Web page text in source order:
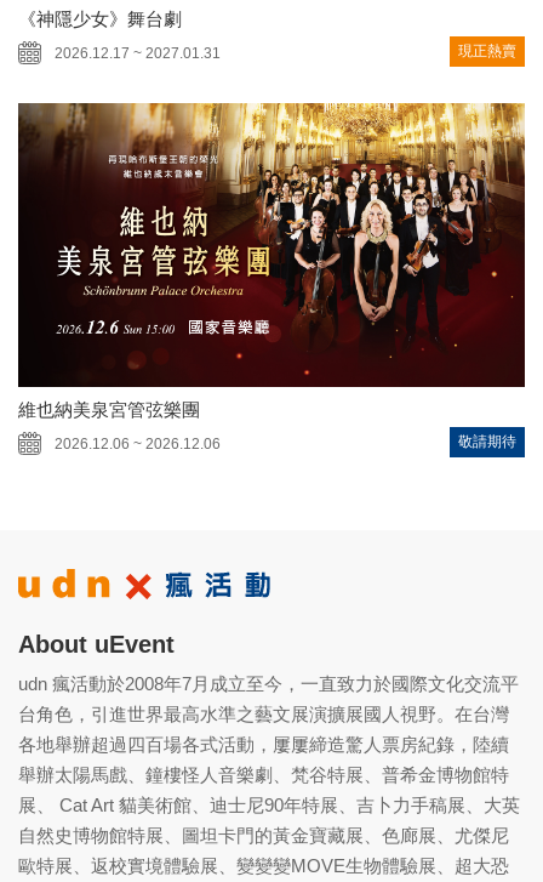
《神隱少女》舞台劇
2026.12.17 ~ 2027.01.31 現正熱賣
維也納美泉宮管弦樂團
2026.12.06 ~ 2026.12.06 敬請期待
About uEvent
udn 瘋活動於2008年7月成立至今，一直致力於國際文化交流平
台角色，引進世界最高水準之藝文展演擴展國人視野。在台灣
各地舉辦超過四百場各式活動，屢屢締造驚人票房紀錄，陸續
舉辦太陽馬戲、鐘樓怪人音樂劇、梵谷特展、普希金博物館特
展、 Cat Art 貓美術館、迪士尼90年特展、吉卜力手稿展、大英
自然史博物館特展、圖坦卡門的黃金寶藏展、色廊展、尤傑尼
歐特展、返校實境體驗展、變變變MOVE生物體驗展、超大恐